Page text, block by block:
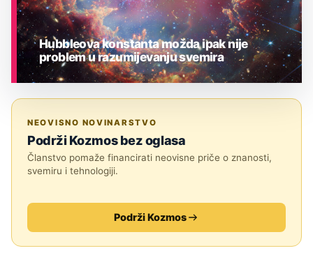
Hubbleova konstanta možda ipak nije
problem u razumijevanju svemira
NEOVISNO NOVINARSTVO
Podrži Kozmos bez oglasa
Članstvo pomaže financirati neovisne priče o znanosti,
svemiru i tehnologiji.
Podrži Kozmos